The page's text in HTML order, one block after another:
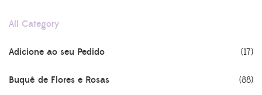
All Category
Adicione ao seu Pedido (17)
Buquê de Flores e Rosas (88)